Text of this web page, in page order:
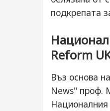
подкрепата
Reform
Въз основа
News" проф.
Националния